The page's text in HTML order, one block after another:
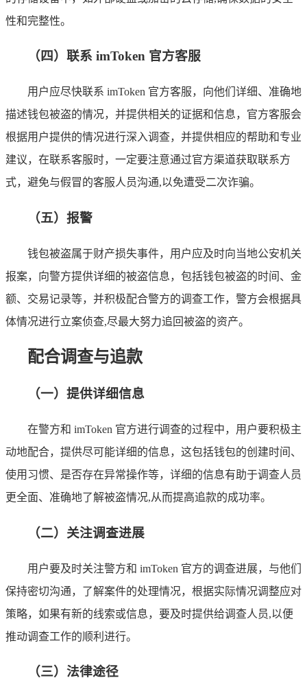
性和完整性。
（四）联系 imToken 官方客服
用户应尽快联系 imToken 官方客服，向他们详细、准确地
描述钱包被盗的情况，并提供相关的证据和信息，官方客服会
根据用户提供的情况进行深入调查，并提供相应的帮助和专业
建议，在联系客服时，一定要注意通过官方渠道获取联系方
式，避免与假冒的客服人员沟通,以免遭受二次诈骗。
（五）报警
钱包被盗属于财产损失事件，用户应及时向当地公安机关
报案，向警方提供详细的被盗信息，包括钱包被盗的时间、金
额、交易记录等，并积极配合警方的调查工作，警方会根据具
体情况进行立案侦查,尽最大努力追回被盗的资产。
配合调查与追款
（一）提供详细信息
在警方和 imToken 官方进行调查的过程中，用户要积极主
动地配合，提供尽可能详细的信息，这包括钱包的创建时间、
使用习惯、是否存在异常操作等，详细的信息有助于调查人员
更全面、准确地了解被盗情况,从而提高追款的成功率。
（二）关注调查进展
用户要及时关注警方和 imToken 官方的调查进展，与他们
保持密切沟通，了解案件的处理情况，根据实际情况调整应对
策略，如果有新的线索或信息，要及时提供给调查人员,以便
推动调查工作的顺利进行。
（三）法律途径